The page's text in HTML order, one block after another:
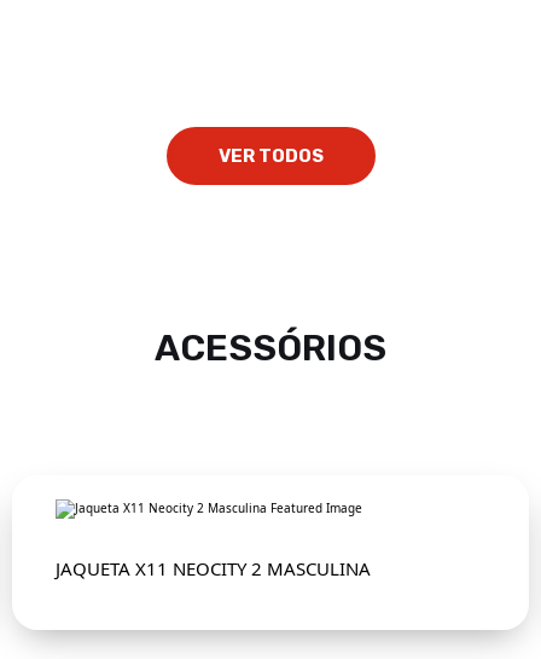
VER TODOS
ACESSÓRIOS
JAQUETA X11 NEOCITY 2 MASCULINA